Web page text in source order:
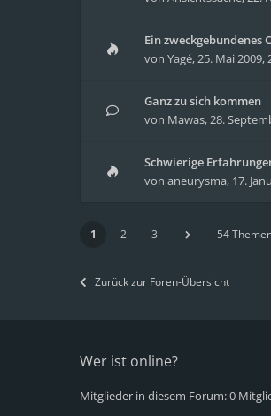
Ein zweckgebundenes
von Yagé,25. Mai 2009,
Ganz zu sich kommen
von Mawas,28.
Schwierige
von aneurysma, 17.
1 2 3 54
Zurück zur Foren-Übersicht
Wer ist online?
Mitglieder in diesem Forum: 0